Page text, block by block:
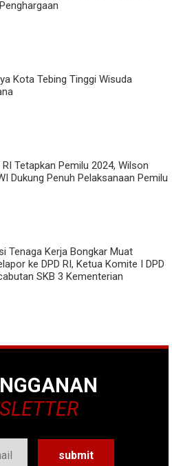
Kota Tebing Tinggi Wisuda
Tetapkan Pemilu 2024, Wilson
Dukung Penuh Pelaksanaan Pemilu
Tenaga Kerja Bongkar Muat
ke DPD RI, Ketua Komite I DPD
SKB 3 Kementerian